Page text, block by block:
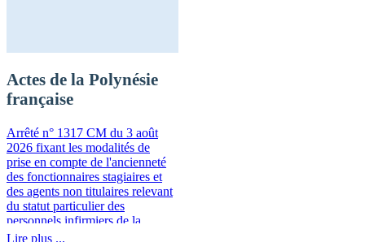
Actes de la Polynésie
française
Arrêté n° 1317 CM du 3 août
2026 fixant les modalités de
prise en compte de l'ancienneté
des fonctionnaires stagiaires et
des agents non titulaires relevant
du statut particulier des
personnels infirmiers de la
fonction publique de la
Lire plus ...